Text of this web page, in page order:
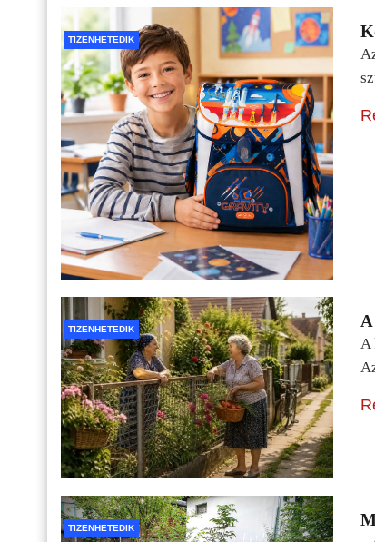
TIZENHETEDIK
TIZENHETEDIK
A
TIZENHETEDIK